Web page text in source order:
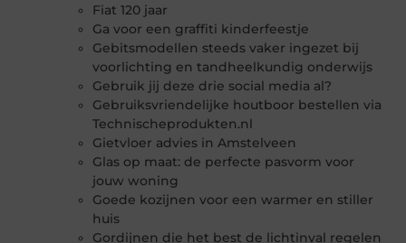
Fiat 120 jaar
Ga voor een graffiti kinderfeestje
Gebitsmodellen steeds vaker ingezet bij
voorlichting en tandheelkundig onderwijs
Gebruik jij deze drie social media al?
Gebruiksvriendelijke houtboor bestellen via
Technischeprodukten.nl
Gietvloer advies in Amstelveen
Glas op maat: de perfecte pasvorm voor
jouw woning
Goede kozijnen voor een warmer en stiller
huis
Gordijnen die het best de lichtinval regelen